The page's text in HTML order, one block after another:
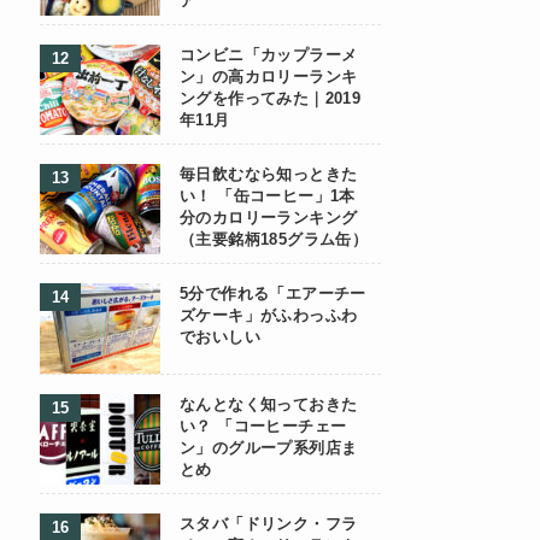
コンビニ「カップラーメ
ン」の高カロリーランキ
ングを作ってみた｜2019
年11月
毎日飲むなら知っときた
い！ 「缶コーヒー」1本
分のカロリーランキング
（主要銘柄185グラム缶）
5分で作れる「エアーチー
ズケーキ」がふわっふわ
でおいしい
なんとなく知っておきた
い？ 「コーヒーチェー
ン」のグループ系列店ま
とめ
スタバ「ドリンク・フラ